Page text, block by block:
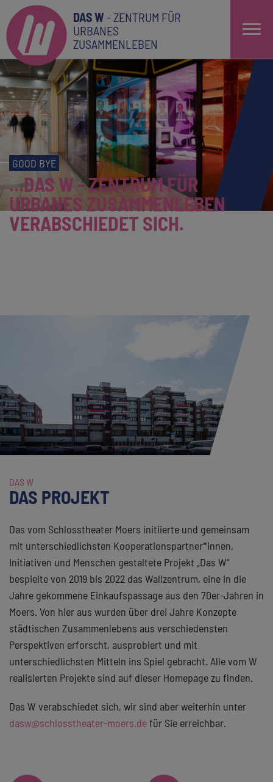
DAS W - ZENTRUM FÜR
URBANES
ZUSAMMENLEBEN
GOOD BYE
...DAS W - ZENTRUM FÜR
URBANES ZUSAMMENLEBEN
VERABSCHIEDET SICH.
DAS W
DAS PROJEKT
Das vom Schlosstheater Moers initiierte und gemeinsam
mit unterschiedlichsten Kooperationspartner*innen,
Initiativen und Menschen gestaltete Projekt „Das W“
bespielte von 2019 bis 2022 das Wallzentrum, eine in die
Jahre gekommene Einkaufspassage aus den 70er-Jahren in
Moers. Von hier aus wurden über drei Jahre Konzepte
städtischen Zusammenlebens aus verschiedensten
Perspektiven erforscht, ausprobiert und mit
unterschiedlichsten Mitteln ins Spiel gebracht. Alle vom W
realisierten Projekte sind auf dieser Homepage zu finden.
Das W verabschiedet sich, wir sind aber weiterhin unter
dasw@schlosstheater-moers.defür Sie erreichbar.